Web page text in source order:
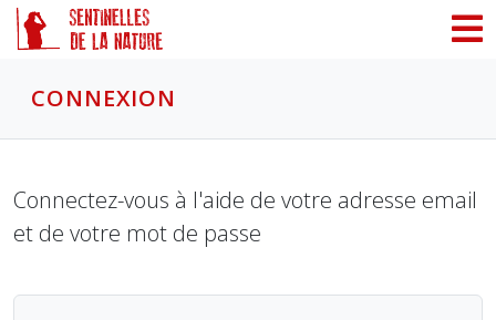
CONNEXION
Connectez-vous à l'aide de votre adresse email
et de votre mot de passe
Panneau de gestion des cookies